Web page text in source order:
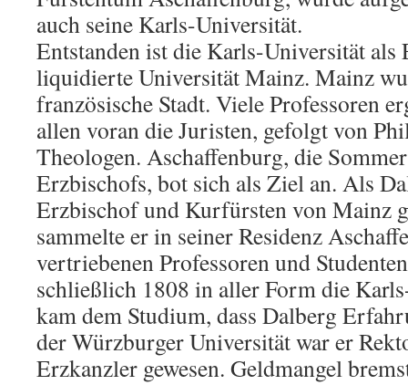
auch seine Karls-Universität.
Entstanden ist die Karls-Universität als
liquidierte Universität Mainz. Mainz
französische Stadt. Viele Professoren
allen voran die Juristen, gefolgt von
Theologen. Aschaffenburg, die
Erzbischofs, bot sich als Ziel an. Als
Erzbischof und Kurfürsten von Mainz
sammelte er in seiner Residenz
vertriebenen Professoren und
schließlich 1808 in aller Form die
kam dem Studium, dass Dalberg
der Würzburger Universität war er
Erzkanzler gewesen. Geldmangel